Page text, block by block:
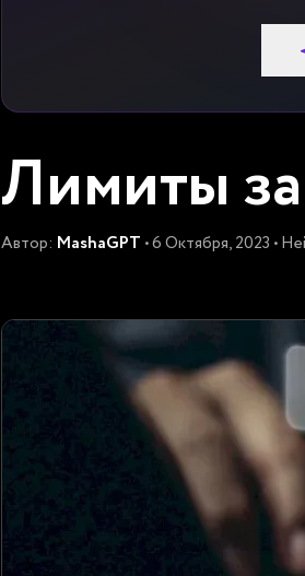
Лимиты
Автор: MashaGPT • 6 Октября, 2023 •